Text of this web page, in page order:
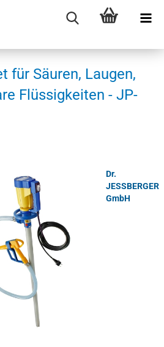
für Säu­ren, Lau­gen,
Flüs­sig­kei­ten - JP-​
Dr.
JESSBERGER
GmbH